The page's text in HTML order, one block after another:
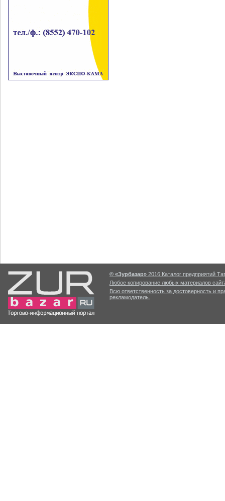
© «Зурбазар» 2016 Каталог предприятий
Любое копирование любых материалов
Всю ответственность за достоверность и
рекламодатель.